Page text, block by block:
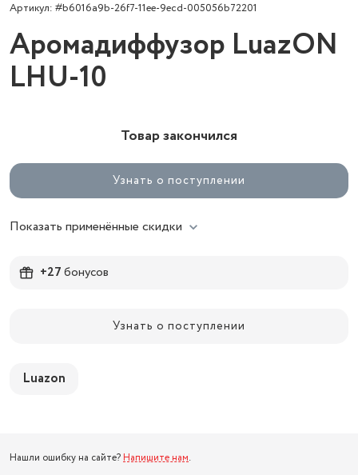
Артикул: #b6016a9b-26f7-11ee-9ecd-005056b72201
Аромадиффузор LuazON
LHU-10
Товар закончился
Узнать о поступлении
Показать применённые скидки
+27бонусов
Узнать о поступлении
Luazon
Нашли ошибку на сайте? Напишите нам.